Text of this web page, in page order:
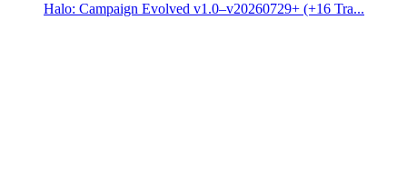
Halo: Campaign Evolved v1.0–v20260729+ (+16 Tra...